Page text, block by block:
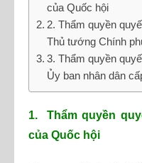
của Quốc hội
2. Thẩm quyền
Thủ tướng Chính
3. Thẩm quyền
Ủy ban nhân dân
1. Thẩm quyền
của Quốc hội